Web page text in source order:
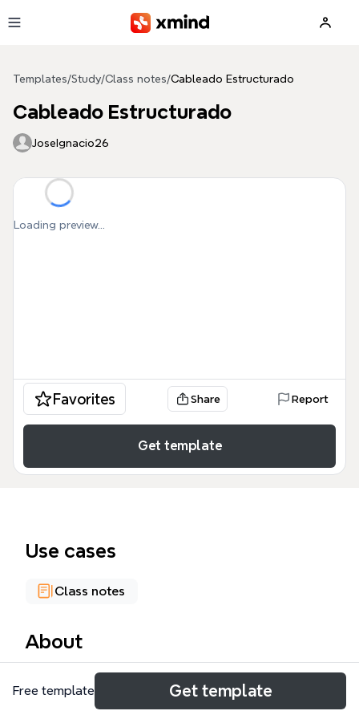
Templates/Study/Class notes/Cableado Estructurado
Cableado Estructurado
JoseIgnacio26
Loading preview...
Favorites Share Report
Get template
Use cases
Class notes
About
El template 'Cableado Estructurado' es un mapa
mental de 73 nodos diseñado para estudiantes y
Free template Get template